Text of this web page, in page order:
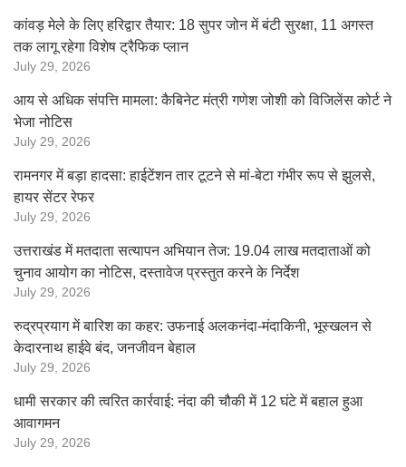
कांवड़ मेले के लिए हरिद्वार तैयार: 18 सुपर जोन में बंटी सुरक्षा, 11 अगस्त
तक लागू रहेगा विशेष ट्रैफिक प्लान
July 29, 2026
आय से अधिक संपत्ति मामला: कैबिनेट मंत्री गणेश जोशी को विजिलेंस कोर्ट ने
भेजा नोटिस
July 29, 2026
रामनगर में बड़ा हादसा: हाईटेंशन तार टूटने से मां-बेटा गंभीर रूप से झुलसे,
हायर सेंटर रेफर
July 29, 2026
उत्तराखंड में मतदाता सत्यापन अभियान तेज: 19.04 लाख मतदाताओं को
चुनाव आयोग का नोटिस, दस्तावेज प्रस्तुत करने के निर्देश
July 29, 2026
रुद्रप्रयाग में बारिश का कहर: उफनाई अलकनंदा-मंदाकिनी, भूस्खलन से
केदारनाथ हाईवे बंद, जनजीवन बेहाल
July 29, 2026
धामी सरकार की त्वरित कार्रवाई: नंदा की चौकी में 12 घंटे में बहाल हुआ
आवागमन
July 29, 2026